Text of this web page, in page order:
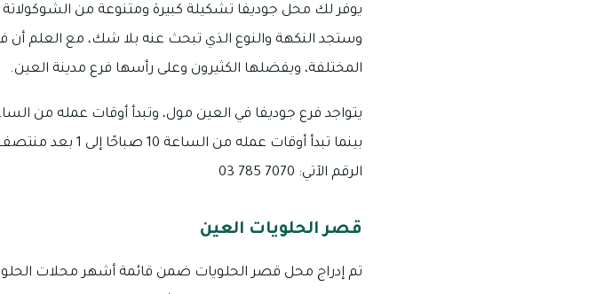
يوفر لك محل جوديفا تشكيلة كبيرة ومتنوعة من
وستجد النكهة والنوع الذي تبحث عنه بلا شك، مع العلم أن
المختلفة، ويفضلها الكثيرون وعلى رأسها فرع مدينة العين.
بينما تبدأ أوقات
الرقم الآتي: 7070 785 03
قصر الحلويات العين
تم إدراج محل قصر الحلويات ضمن قائمة أشهر محلات